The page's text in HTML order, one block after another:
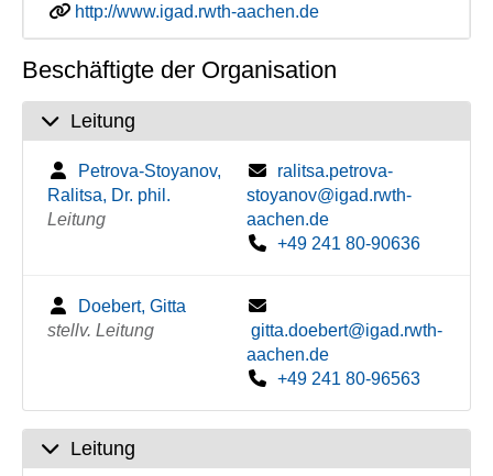
http://www.igad.rwth-aachen.de
Beschäftigte der Organisation
Leitung
Petrova-Stoyanov,
Ralitsa, Dr. phil.
Leitung
ralitsa.petrova-
stoyanov@igad.rwth-
aachen.de
+49 241 80-90636
Doebert, Gitta
stellv. Leitung
gitta.doebert@igad.rwth-
aachen.de
+49 241 80-96563
Leitung